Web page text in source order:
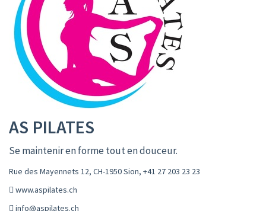
AS PILATES
Se maintenir en forme tout en douceur.
Rue des Mayennets 12, CH-1950 Sion, +41 27 203 23 23
www.aspilates.ch
info@aspilates.ch